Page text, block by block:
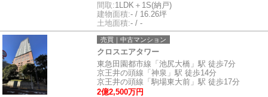
間取:1LDK＋1S(納戸)
建物面積:- / 16.26坪
土地面積:- / -
売買｜中古マンション
クロスエアタワー
東急田園都市線「池尻大橋」駅 徒歩7分
京王井の頭線「神泉」駅 徒歩14分
京王井の頭線「駒場東大前」駅 徒歩17分
2億2,500万円